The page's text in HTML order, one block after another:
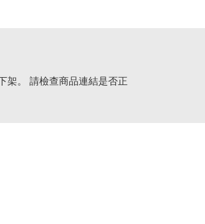
架。 請檢查商品連結是否正